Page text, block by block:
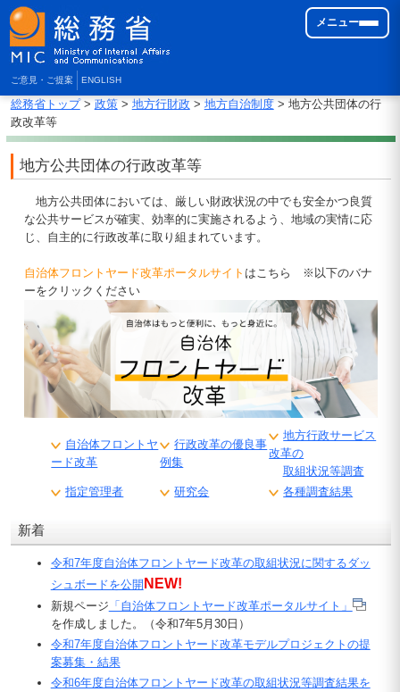
ご意見・ご提案 ENGLISH
メニュー
総務省トップ> 政策> 地方行財政 > 地方自治制度> 地方公共団体の行
政改革等
地方公共団体の行政改革等
地方公共団体においては、厳しい財政状況の中でも安全かつ良質
な公共サービスが確実、効率的に実施されるよう、地域の実情に応
じ、自主的に行政改革に取り組まれています。
自治体フロントヤード改革ポータルサイト はこちら ※以下のバナ
ーをクリックください
自治体フロントヤ
ード改革
行政改革の優良事
例集
地方行政サービス
改革の
取組状況等調査
指定管理者
研究会 各種調査結果
新着
令和7年度自治体フロントヤード改革の取組状況に関するダッ
シュボードを公開 NEW!
新規ページ 「自治体フロントヤード改革ポータルサイト」
を作成しました。（令和7年5月30日）
令和7年度自治体フロントヤード改革モデルプロジェクトの提
案募集・結果
令和6年度自治体フロントヤード改革の取組状況等調査結果を